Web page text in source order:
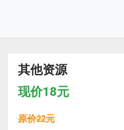
其他资源
现价18元
原价22元